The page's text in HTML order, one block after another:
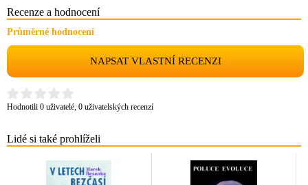
Recenze a hodnocení
Průměrné hodnocení
NAPSAT VLASTNÍ RECENZI
Hodnotili 0 uživatelé, 0 uživatelských recenzí
Lidé si také prohlíželi